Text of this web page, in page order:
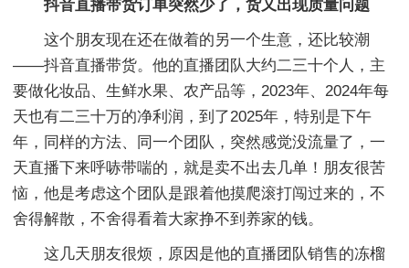
抖音直播带货订单突然少了，货又出现质量问题
这个朋友现在还在做着的另一个生意，还比较潮
——抖音直播带货。他的直播团队大约二三十个人，主
要做化妆品、生鲜水果、农产品等，2023年、2024年每
天也有二三十万的净利润，到了2025年，特别是下午
年，同样的方法、同一个团队，突然感觉没流量了，一
天直播下来呼哧带喘的，就是卖不出去几单！朋友很苦
恼，他是考虑这个团队是跟着他摸爬滚打闯过来的，不
舍得解散，不舍得看着大家挣不到养家的钱。
这几天朋友很烦，原因是他的直播团队销售的冻榴